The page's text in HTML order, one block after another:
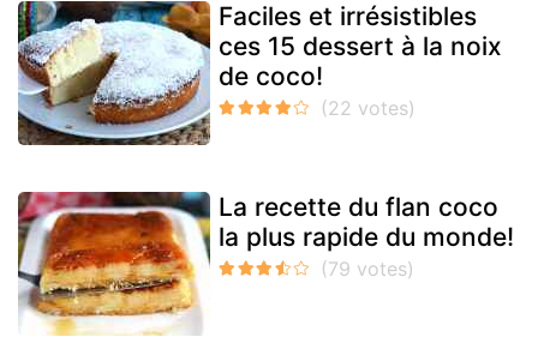
Faciles et irrésistibles
ces 15 dessert à la noix
de coco!
La recette du flan coco
la plus rapide du monde!